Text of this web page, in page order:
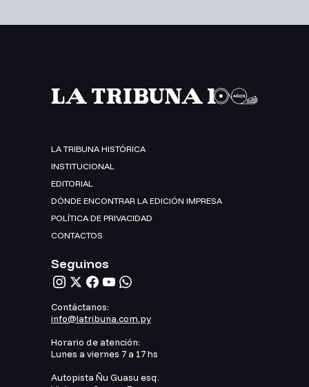
LA TRIBUNA HISTÓRICA
INSTITUCIONAL
EDITORIAL
DÓNDE ENCONTRAR LA EDICIÓN IMPRESA
POLÍTICA DE PRIVACIDAD
CONTACTOS
Seguinos
Contáctanos:
info@latribuna.com.py
Horario de atención:
Lunes a viernes 7 a 17 hs
Autopista Ñu Guasu esq.